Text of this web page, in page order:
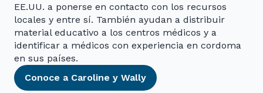
EE.UU. a ponerse en contacto con los recursos
locales y entre sí. También ayudan a distribuir
material educativo a los centros médicos y a
identificar a médicos con experiencia en cordoma
en sus países.
Conoce a Caroline y Wally